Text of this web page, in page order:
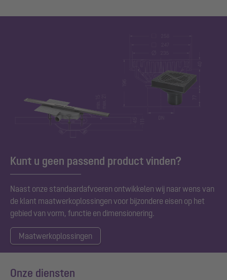
Kunt u geen passend product vinden?
Naast onze standaardafvoeren ontwikkelen wij naar wens van
de klant maatwerkoplossingen voor bijzondere eisen op het
gebied van vorm, functie en dimensionering.
Maatwerkoplossingen
Onze diensten